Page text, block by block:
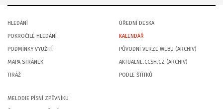
HLEDÁNÍ
POKROČILÉ HLEDÁNÍ
PODMÍNKY VYUŽITÍ
MAPA STRÁNEK
TIRÁŽ
ÚŘEDNÍ DESKA
KALENDÁŘ
PŮVODNÍ VERZE WEBU (ARCHIV)
AKTUALNE.CCSH.CZ (ARCHIV)
PODLE ŠTÍTKŮ
MELODIE PÍSNÍ ZPĚVNÍKU